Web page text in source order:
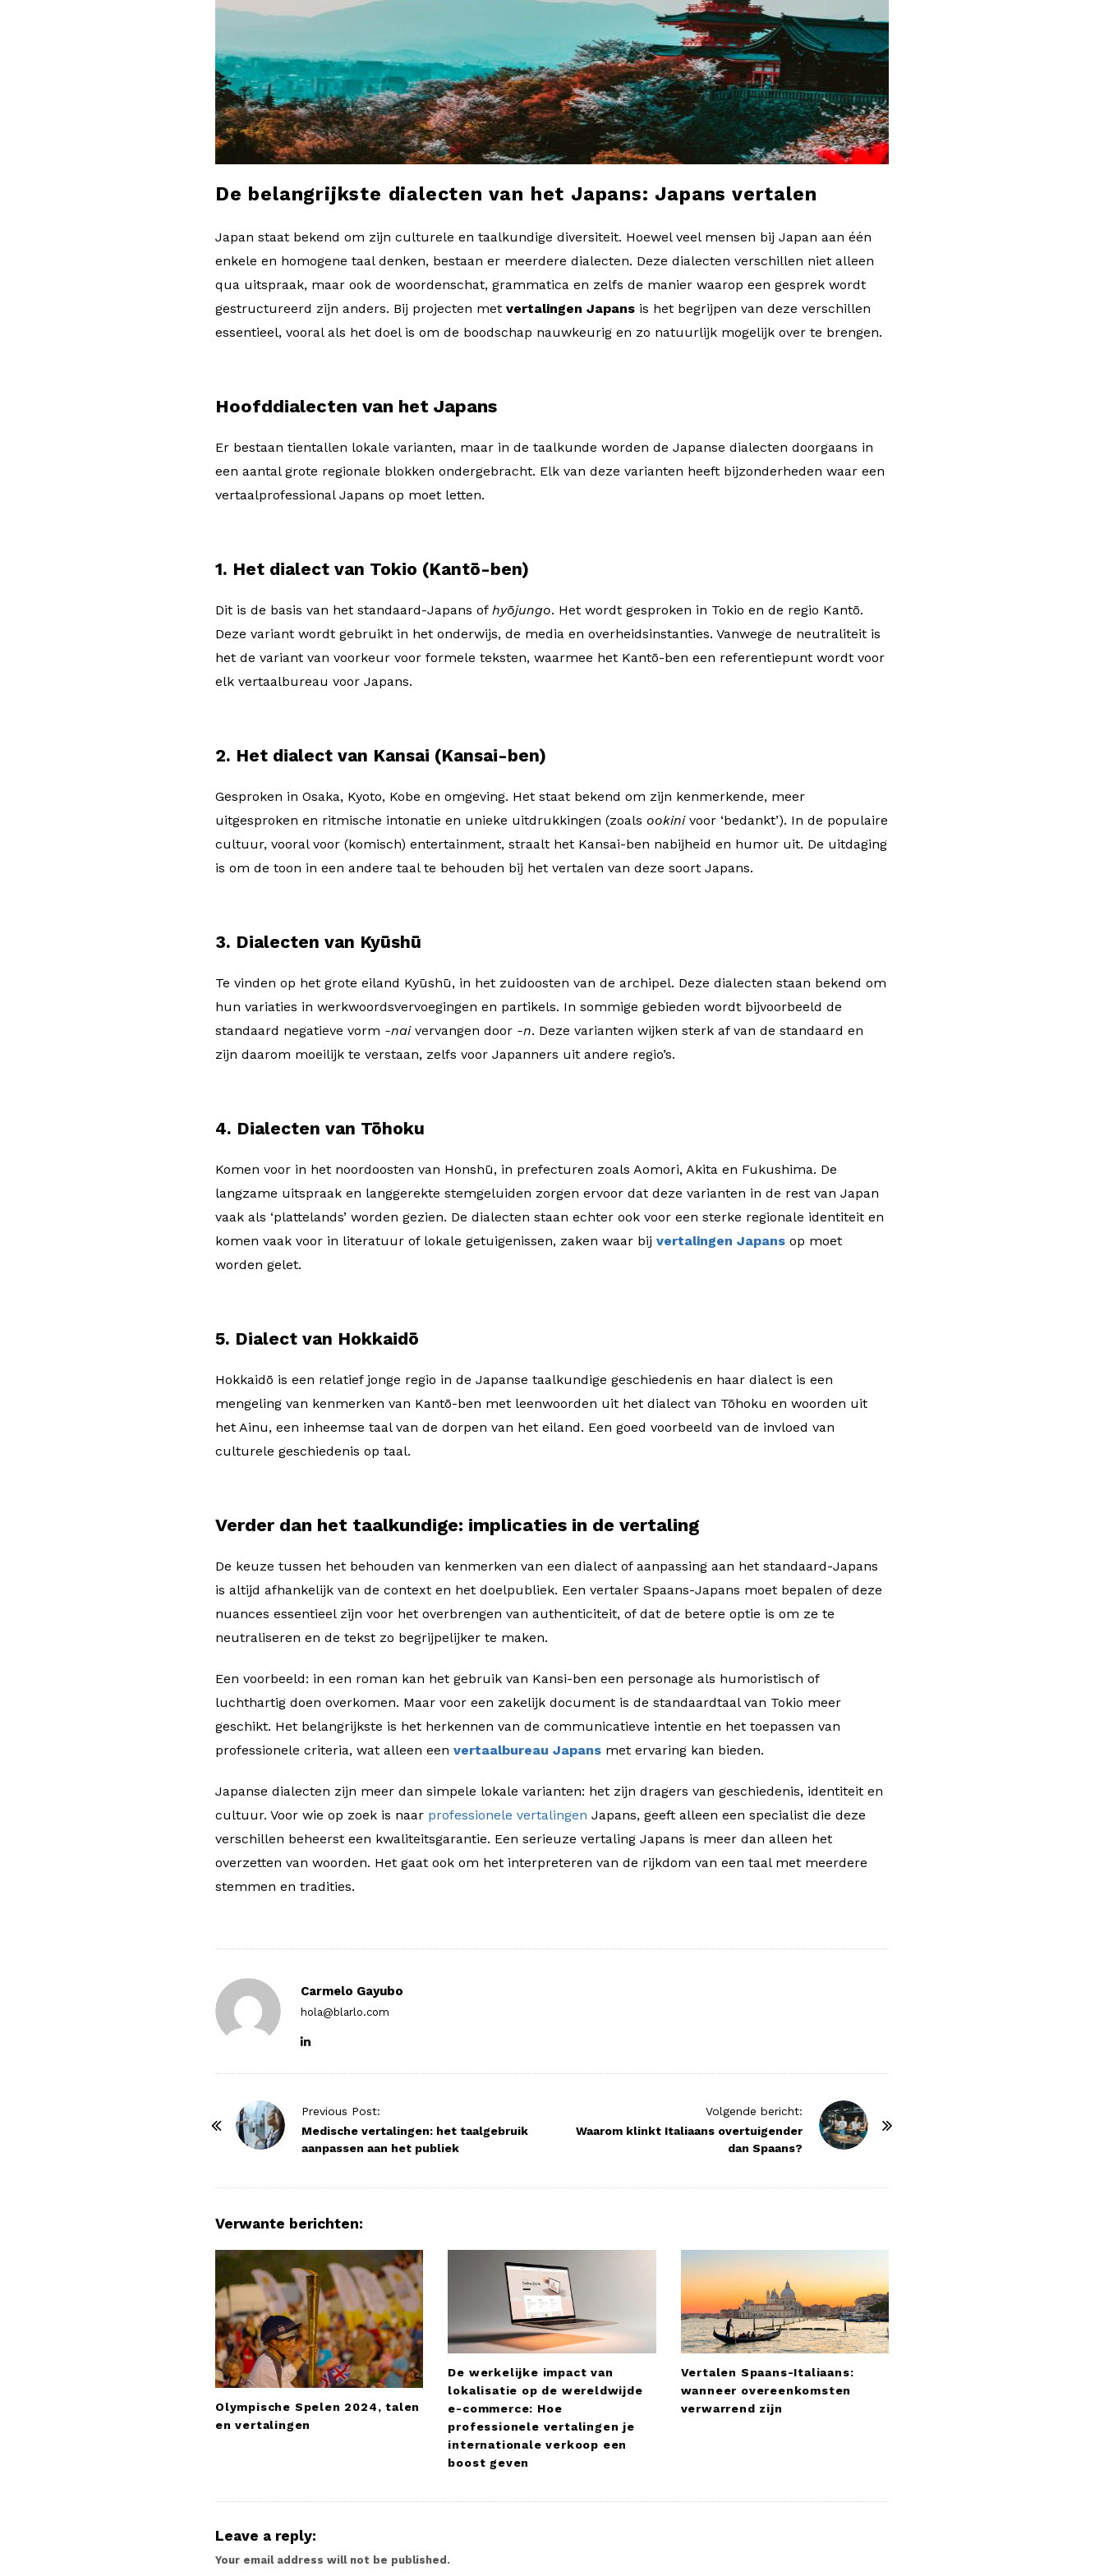
l
o
g
De belangrijkste dialecten van het Japans: Japans vertalen
Japan staat bekend om zijn culturele en taalkundige diversiteit. Hoewel veel mensen bij Japan aan één
enkele en homogene taal denken, bestaan er meerdere dialecten. Deze dialecten verschillen niet alleen
qua uitspraak, maar ook de woordenschat, grammatica en zelfs de manier waarop een gesprek wordt
gestructureerd zijn anders. Bij projecten met vertalingen Japans is het begrijpen van deze verschillen
essentieel, vooral als het doel is om de boodschap nauwkeurig en zo natuurlijk mogelijk over te brengen.
Hoofddialecten van het Japans
Er bestaan tientallen lokale varianten, maar in de taalkunde worden de Japanse dialecten doorgaans in
een aantal grote regionale blokken ondergebracht. Elk van deze varianten heeft bijzonderheden waar een
vertaalprofessional Japans op moet letten.
1. Het dialect van Tokio (Kantō-ben)
Dit is de basis van het standaard-Japans of hyōjungo. Het wordt gesproken in Tokio en de regio Kantō.
Deze variant wordt gebruikt in het onderwijs, de media en overheidsinstanties. Vanwege de neutraliteit is
het de variant van voorkeur voor formele teksten, waarmee het Kantō-ben een referentiepunt wordt voor
elk vertaalbureau voor Japans.
2. Het dialect van Kansai (Kansai-ben)
Gesproken in Osaka, Kyoto, Kobe en omgeving. Het staat bekend om zijn kenmerkende, meer
uitgesproken en ritmische intonatie en unieke uitdrukkingen (zoals ookinivoor ‘bedankt’). In de populaire
cultuur, vooral voor (komisch) entertainment, straalt het Kansai-ben nabijheid en humor uit. De uitdaging
is om de toon in een andere taal te behouden bij het vertalen van deze soort Japans.
3. Dialecten van Kyūshū
Te vinden op het grote eiland Kyūshū, in het zuidoosten van de archipel. Deze dialecten staan ​​bekend om
hun variaties in werkwoordsvervoegingen en partikels. In sommige gebieden wordt bijvoorbeeld de
standaard negatieve vorm -naivervangen door -n. Deze varianten wijken sterk af van de standaard en
zijn daarom moeilijk te verstaan, zelfs voor Japanners uit andere regio’s.
4. Dialecten van Tōhoku
Komen voor in het noordoosten van Honshū, in prefecturen zoals Aomori, Akita en Fukushima. De
langzame uitspraak en langgerekte stemgeluiden zorgen ervoor dat deze varianten in de rest van Japan
vaak als ‘plattelands’ worden gezien. De dialecten staan echter ook voor een sterke regionale identiteit en
komen vaak voor in literatuur of lokale getuigenissen, zaken waar bij vertalingen Japans op moet
worden gelet.
5. Dialect van Hokkaidō
Hokkaidō is een relatief jonge regio in de Japanse taalkundige geschiedenis en haar dialect is een
mengeling van kenmerken van Kantō-ben met leenwoorden uit het dialect van Tōhoku en woorden uit
het Ainu, een inheemse taal van de dorpen van het eiland. Een goed voorbeeld van de invloed van
culturele geschiedenis op taal.
Verder dan het taalkundige: implicaties in de vertaling
De keuze tussen het behouden van kenmerken van een dialect of aanpassing aan het standaard-Japans
is altijd afhankelijk van de context en het doelpubliek. Een vertaler Spaans-Japans moet bepalen of deze
nuances essentieel zijn voor het overbrengen van authenticiteit, of dat de betere optie is om ze te
neutraliseren en de tekst zo begrijpelijker te maken.
Een voorbeeld: in een roman kan het gebruik van Kansi-ben een personage als humoristisch of
luchthartig doen overkomen. Maar voor een zakelijk document is de standaardtaal van Tokio meer
geschikt. Het belangrijkste is het herkennen van de communicatieve intentie en het toepassen van
professionele criteria, wat alleen een vertaalbureau Japans met ervaring kan bieden.
Japanse dialecten zijn meer dan simpele lokale varianten: het zijn dragers van geschiedenis, identiteit en
cultuur. Voor wie op zoek is naar professionele vertalingen Japans, geeft alleen een specialist die deze
verschillen beheerst een kwaliteitsgarantie. Een serieuze vertaling Japans is meer dan alleen het
overzetten van woorden. Het gaat ook om het interpreteren van de rijkdom van een taal met meerdere
stemmen en tradities.
Carmelo Gayubo
hola@blarlo.com
Previous Post:
Medische vertalingen: het taalgebruik
aanpassen aan het publiek
Volgende bericht:
Waarom klinkt Italiaans overtuigender
dan Spaans?
Verwante berichten:
Olympische Spelen 2024, talen
en vertalingen
De werkelijke impact van
lokalisatie op de wereldwijde
e-commerce: Hoe
professionele vertalingen je
internationale verkoop een
boost geven
Vertalen Spaans-Italiaans:
wanneer overeenkomsten
verwarrend zijn
Leave a reply:
Your email address will not be published.